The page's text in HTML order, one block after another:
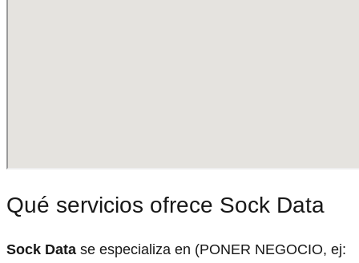
Qué servicios ofrece Sock Data
Sock Data se especializa en (PONER NEGOCIO, ej: